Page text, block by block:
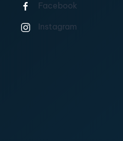
Facebook
Instagram